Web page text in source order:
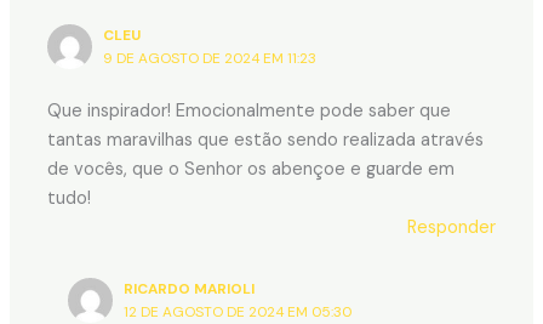
CLEU
9 DE AGOSTO DE 2024 EM 11:23
Que inspirador! Emocionalmente pode saber que
tantas maravilhas que estão sendo realizada através
de vocês, que o Senhor os abençoe e guarde em
tudo!
Responder
RICARDO MARIOLI
12 DE AGOSTO DE 2024 EM 05:30